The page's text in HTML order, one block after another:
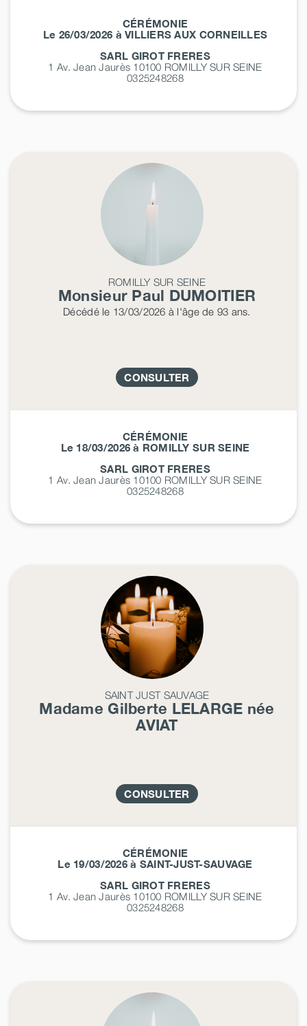
CÉRÉMONIE
Le 26/03/2026 à VILLIERS AUX CORNEILLES
SARL GIROT FRERES
1 Av. Jean Jaurès 10100 ROMILLY SUR SEINE
0325248268
ROMILLY SUR SEINE
Monsieur Paul DUMOITIER
Décédéle 13/03/2026 à l'âge de 93 ans.
CONSULTER
CÉRÉMONIE
Le 18/03/2026 à ROMILLY SUR SEINE
SARL GIROT FRERES
1 Av. Jean Jaurès 10100 ROMILLY SUR SEINE
0325248268
SAINT JUST SAUVAGE
Madame Gilberte LELARGE née
AVIAT
CONSULTER
CÉRÉMONIE
Le 19/03/2026 à SAINT-JUST-SAUVAGE
SARL GIROT FRERES
1 Av. Jean Jaurès 10100 ROMILLY SUR SEINE
0325248268